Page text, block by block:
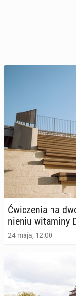
Ćwi­cze­nia na
nie­niu wi­ta­mi­ny
24 maja, 12:00